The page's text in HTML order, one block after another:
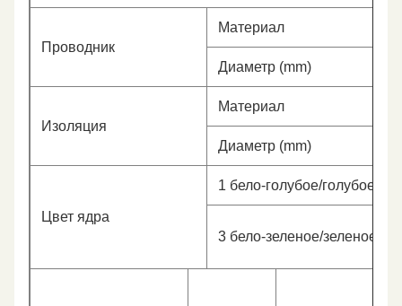
Проводник
Материал
Диаметр (mm)
Изоляция
Материал
Диаметр (mm)
Цвет ядра
1 бело-голубое/голубое
3 бело-зеленое/зеленое